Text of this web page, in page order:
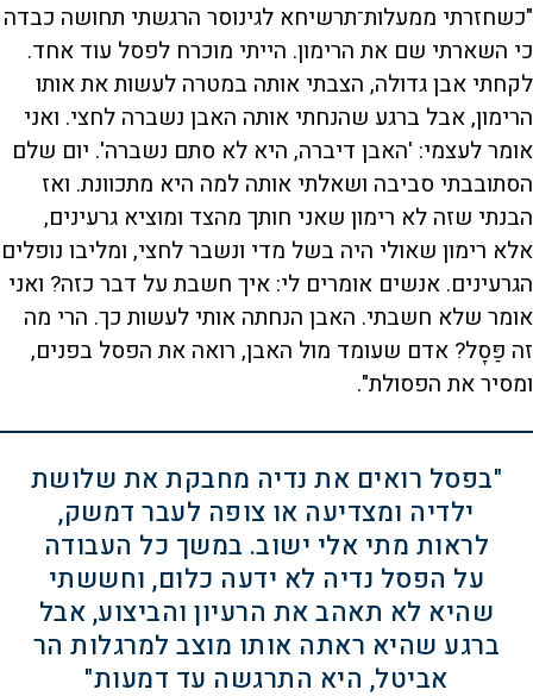
"כשחזרתי ממעלות־תרשיחא לגינוסר הרגשתי תחושה כבדה
כי השארתי שם את הרימון. הייתי מוכרח לפסל עוד אחד.
לקחתי אבן גדולה, הצבתי אותה במטרה לעשות את אותו
הרימון, אבל ברגע שהנחתי אותה האבן נשברה לחצי. ואני
אומר לעצמי: 'האבן דיברה, היא לא סתם נשברה'. יום שלם
הסתובבתי סביבה ושאלתי אותה למה היא מתכוונת. ואז
הבנתי שזה לא רימון שאני חותך מהצד ומוציא גרעינים,
אלא רימון שאולי היה בשל מדי ונשבר לחצי, ומליבו נופלים
הגרעינים. אנשים אומרים לי: איך חשבת על דבר כזה? ואני
אומר שלא חשבתי. האבן הנחתה אותי לעשות כך. הרי מה
זה פַּסָל? אדם שעומד מול האבן, רואה את הפסל בפנים,
ומסיר את הפסולת".
"בפסל רואים את נדיה מחבקת את שלושת
ילדיה ומצדיעה או צופה לעבר דמשק,
לראות מתי אלי ישוב. במשך כל העבודה
על הפסל נדיה לא ידעה כלום, וחששתי
שהיא לא תאהב את הרעיון והביצוע, אבל
ברגע שהיא ראתה אותו מוצב למרגלות הר
אביטל, היא התרגשה עד דמעות"